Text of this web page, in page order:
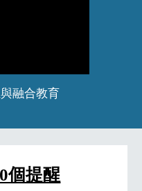
融合教育
個提醒